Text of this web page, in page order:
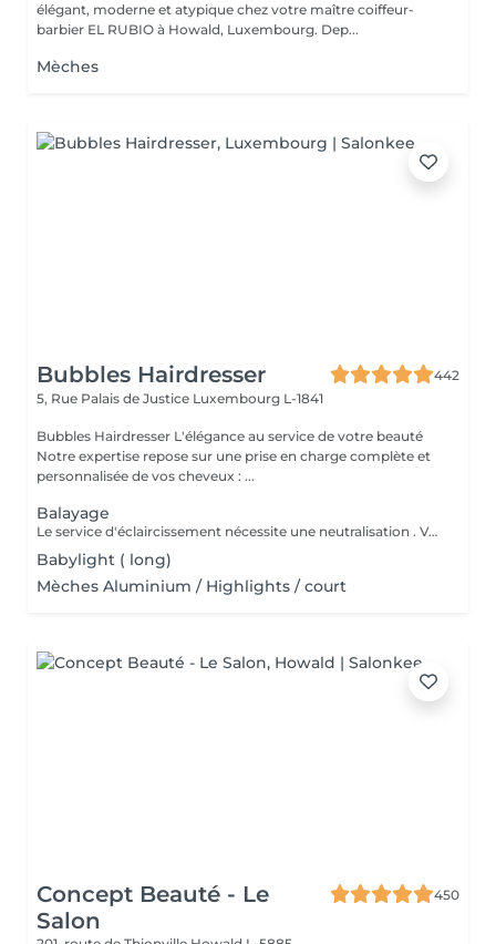
élégant, moderne et atypique chez votre maître coiffeur-
barbier EL RUBIO à Howald, Luxembourg. Dep...
Mèches
Bubbles Hairdresser
442
5, Rue Palais de Justice Luxembourg L-1841
Bubbles Hairdresser L'élégance au service de votre beauté
Notre expertise repose sur une prise en charge complète et
personnalisée de vos cheveux : ...
Balayage
Le service d'éclaircissement nécessite une neutralisation . Veuillez cliquer sur le service Patine/Gloss
Babylight ( long)
Mèches Aluminium / Highlights / court
Concept Beauté - Le
Salon
450